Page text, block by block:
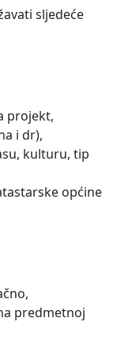
sljedeće
projekt,
i dr),
kulturu, tip
općine
predmetnoj